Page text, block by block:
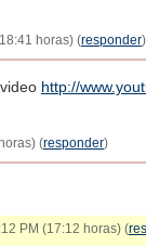
horas) (responder)
http://
(responder)
PM (17:12 horas) (